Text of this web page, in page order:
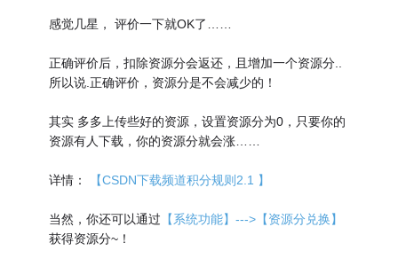
感觉几星， 评价一下就OK了……
正确评价后，扣除资源分会返还，且增加一个资源分..
所以说.正确评价，资源分是不会减少的！
其实 多多上传些好的资源，设置资源分为0，只要你的
资源有人下载，你的资源分就会涨……
详情： 【CSDN下载频道积分规则2.1 】
当然，你还可以通过 【系统功能】--->【资源分兑换】
获得资源分~！